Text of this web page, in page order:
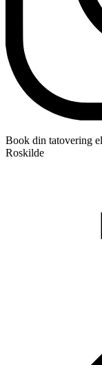
Book din tatovering
Roskilde